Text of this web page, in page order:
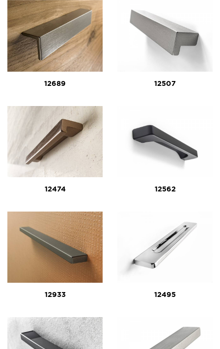
12689 12507
12474 12562
12933 12495